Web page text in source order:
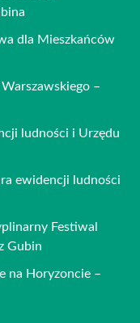
dla Mieszkańców
–
ludności i Urzędu
ewidencji ludności
Festiwal
Gubin
na Horyzoncie –